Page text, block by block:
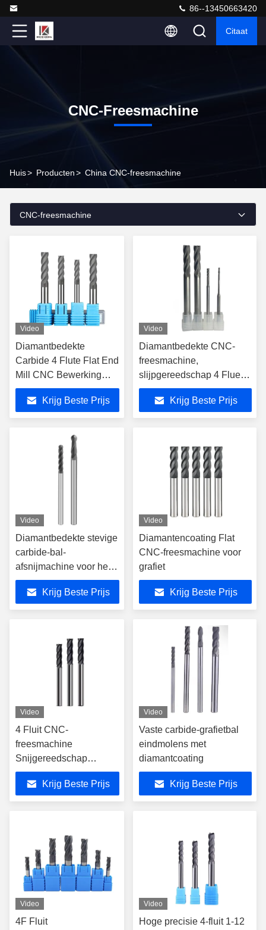
86--13450663420
Citaat
CNC-Freesmachine
Huis> Producten> China CNC-freesmachine
CNC-freesmachine
Video
Diamantbedekte
Carbide 4 Flute Flat End
Mill CNC Bewerking
Freesmachine
Krijg Beste Prijs
Video
Diamantbedekte CNC-
freesmachine,
slijpgereedschap 4 Fluet
wolfraamcarbide
Krijg Beste Prijs
Video
Diamantbedekte stevige
carbide-bal-
afsnijmachine voor het
glad frezen van grafiet
Krijg Beste Prijs
Video
Diamantencoating Flat
CNC-freesmachine voor
grafiet
Krijg Beste Prijs
Video
4 Fluit CNC-
freesmachine
Snijgereedschap
Wolframcarbide
Snijmachine Diamant
bekleed
Krijg Beste Prijs
Video
Vaste carbide-grafietbal
eindmolens met
diamantcoating
Krijg Beste Prijs
Video
4F Fluit
Video
Hoge precisie 4-fluit 1-12